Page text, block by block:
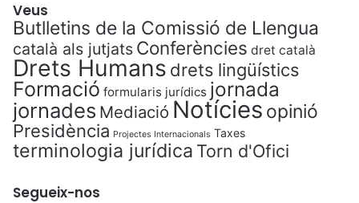
Veus
Butlletins de la Comissió de Llengua
català als jutjats Conferències dret català
Drets Humans drets lingüístics
Formació formularis jurídics jornada
jornades Mediació Notícies opinió
Presidència Projectes Internacionals Taxes
terminologia jurídica Torn d'Ofici
Segueix-nos